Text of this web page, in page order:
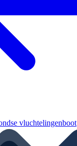
vluchtelingenboot